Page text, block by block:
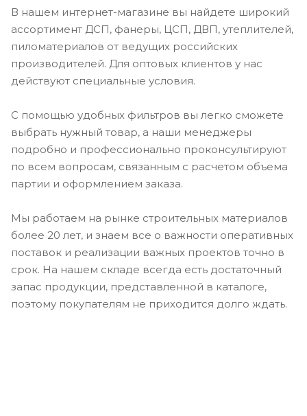
В нашем интернет-магазине вы найдете широкий
ассортимент ДСП, фанеры, ЦСП, ДВП, утеплителей,
пиломатериалов от ведущих российских
производителей. Для оптовых клиентов у нас
действуют специальные условия.
С помощью удобных фильтров вы легко сможете
выбрать нужный товар, а наши менеджеры
подробно и профессионально проконсультируют
по всем вопросам, связанным с расчетом объема
партии и оформлением заказа.
Мы работаем на рынке строительных материалов
более 20 лет, и знаем все о важности оперативных
поставок и реализации важных проектов точно в
срок. На нашем складе всегда есть достаточный
запас продукции, представленной в каталоге,
поэтому покупателям не приходится долго ждать.